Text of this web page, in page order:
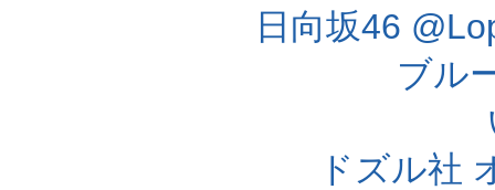
日向坂46
ブル
ドズル社